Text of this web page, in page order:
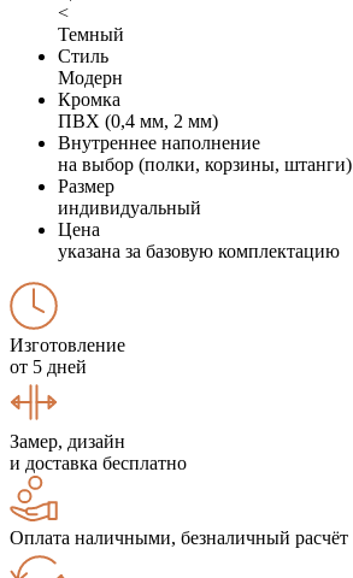
<
Темный
Стиль
Модерн
Кромка
ПВХ (0,4 мм, 2 мм)
Внутреннее наполнение
на выбор (полки, корзины, штанги)
Размер
индивидуальный
Цена
указана за базовую комплектацию
Изготовление
от 5 дней
Замер, дизайн
и доставка бесплатно
Оплата наличными, безналичный расчёт